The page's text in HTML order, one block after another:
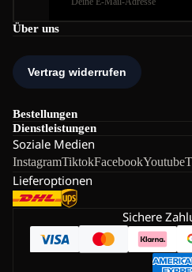
Über uns
Bestellungen
Dienstleistungen
Soziale Medien
InstagramTiktokFacebookYoutube
Lieferoptionen
Sichere